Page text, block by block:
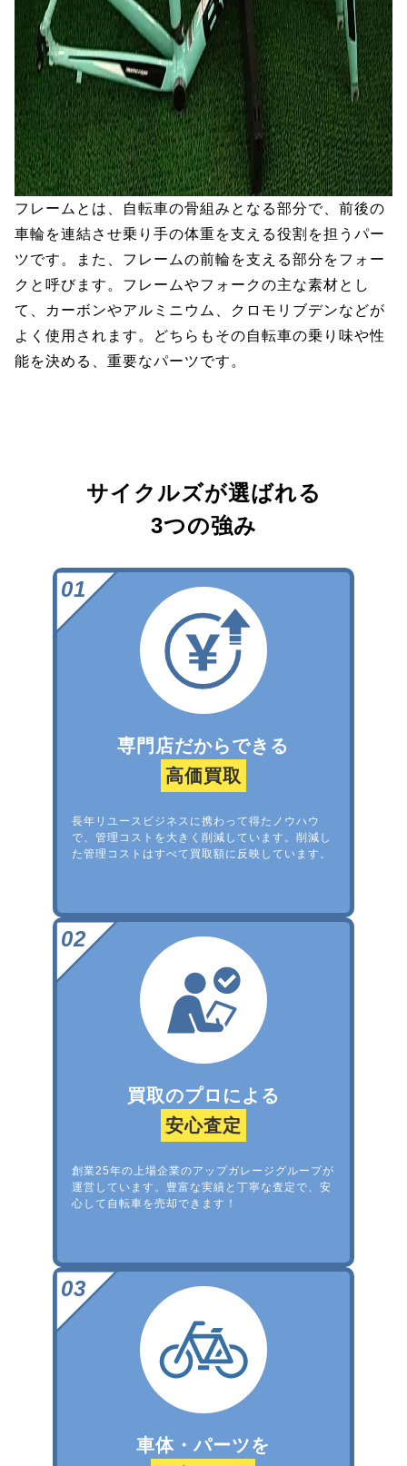
フレームとは、自転車の骨組みとなる部分で、前後の
車輪を連結させ乗り手の体重を支える役割を担うパー
ツです。また、フレームの前輪を支える部分をフォー
クと呼びます。フレームやフォークの主な素材とし
て、カーボンやアルミニウム、クロモリブデンなどが
よく使用されます。どちらもその自転車の乗り味や性
能を決める、重要なパーツです。
サイクルズが選ばれる
3つの強み
専門店だからできる
高価買取
長年リユースビジネスに携わって得たノウハウ
で、管理コストを大きく削減しています。削減し
た管理コストはすべて買取額に反映しています。
買取のプロによる
安心査定
創業25年の上場企業のアップガレージグループが
運営しています。豊富な実績と丁寧な査定で、安
心して自転車を売却できます！
車体・パーツを